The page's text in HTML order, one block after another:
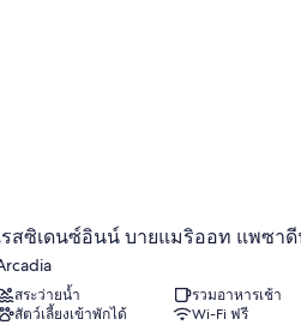
Bunk
Bed-
Non
Smoking
รสซิเดนซ์อินน์ บายแมริออท แพซาดี
สระว่ายน้ำ
รวมอาหารเช้า
สัตว์เลี้ยงเข้าพักได้
Wi-Fi ฟรี